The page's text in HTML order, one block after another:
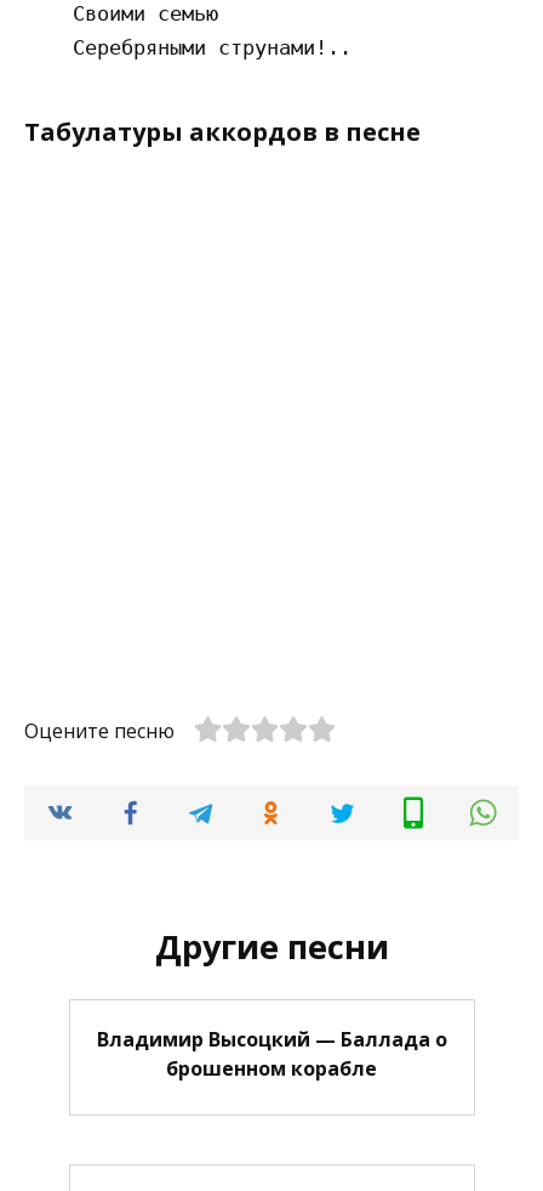
    Своими семью
Табулатуры аккордов в песне
Оцените песню
Другие песни
Владимир Высоцкий — Баллада о
брошенном корабле